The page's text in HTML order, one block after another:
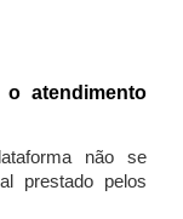
atendimento
não se
prestado pelos